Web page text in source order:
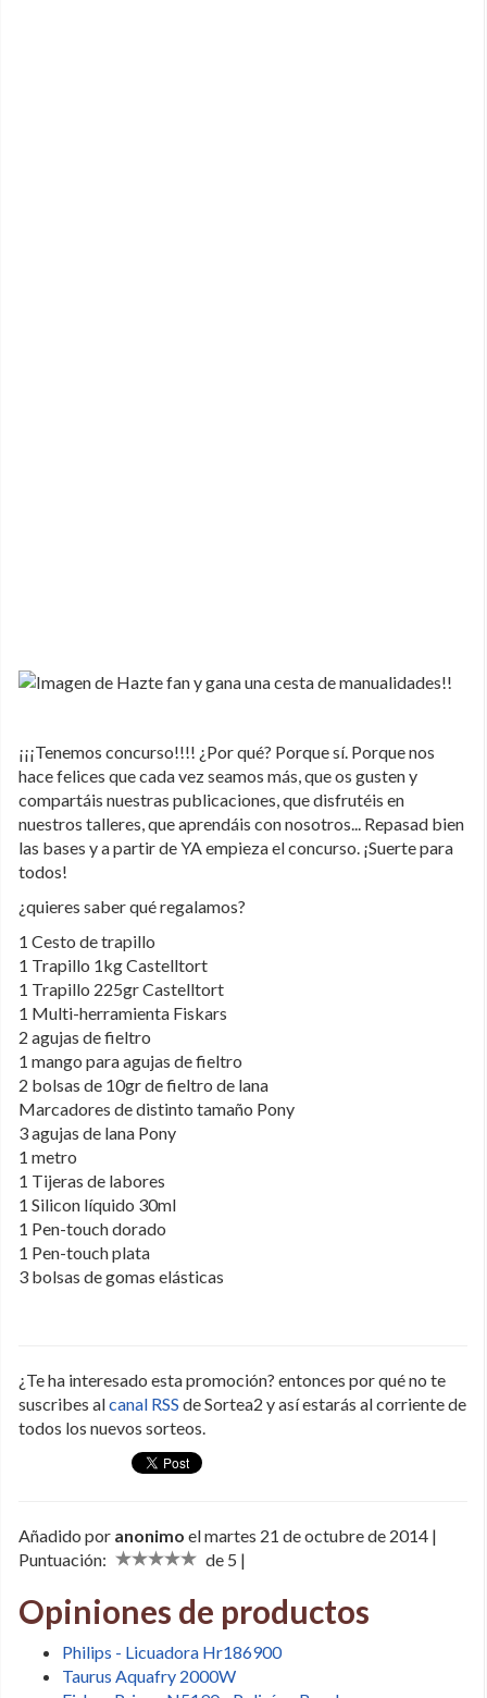
¡¡¡Tenemos concurso!!!! ¿Por qué? Porque sí. Porque nos
hace felices que cada vez seamos más, que os gusten y
compartáis nuestras publicaciones, que disfrutéis en
nuestros talleres, que aprendáis con nosotros... Repasad bien
las bases y a partir de YA empieza el concurso. ¡Suerte para
todos!
¿quieres saber qué regalamos?
1 Cesto de trapillo
1 Trapillo 1kg Castelltort
1 Trapillo 225gr Castelltort
1 Multi-herramienta Fiskars
2 agujas de fieltro
1 mango para agujas de fieltro
2 bolsas de 10gr de fieltro de lana
Marcadores de distinto tamaño Pony
3 agujas de lana Pony
1 metro
1 Tijeras de labores
1 Silicon líquido 30ml
1 Pen-touch dorado
1 Pen-touch plata
3 bolsas de gomas elásticas
¿Te ha interesado esta promoción? entonces por qué no te
suscribes alcanal RSS de Sortea2 y así estarás al corriente de
todos los nuevos sorteos.
Añadido por anonimo el martes 21 de octubre de 2014 |
Puntuación:
de 5 |
Opiniones de productos
Philips - Licuadora Hr186900
Taurus Aquafry 2000W